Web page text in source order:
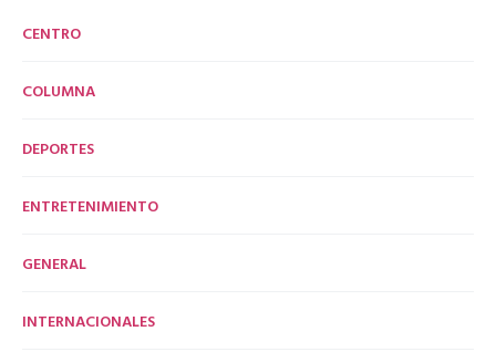
CENTRO
COLUMNA
DEPORTES
ENTRETENIMIENTO
GENERAL
INTERNACIONALES